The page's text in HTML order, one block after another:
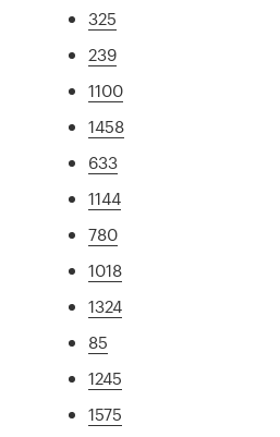
325
239
1100
1458
633
1144
780
1018
1324
85
1245
1575